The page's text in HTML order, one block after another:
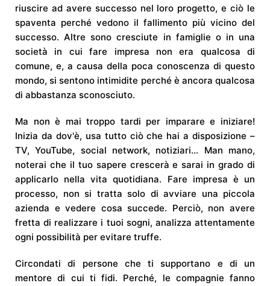
riuscire ad avere successo nel loro progetto, e ciò le
spaventa perché vedono il fallimento più vicino del
successo. Altre sono cresciute in famiglie o in una
società in cui fare impresa non era qualcosa di
comune, e, a causa della poca conoscenza di questo
mondo, si sentono intimidite perché è ancora qualcosa
di abbastanza sconosciuto.
Ma non è mai troppo tardi per imparare e iniziare!
Inizia da dov'è, usa tutto ciò che hai a disposizione –
TV, YouTube, social network, notiziari… Man mano,
noterai che il tuo sapere crescerà e sarai in grado di
applicarlo nella vita quotidiana. Fare impresa è un
processo, non si tratta solo di avviare una piccola
azienda e vedere cosa succede. Perciò, non avere
fretta di realizzare i tuoi sogni, analizza attentamente
ogni possibilità per evitare truffe.
Circondati di persone che ti supportano e di un
mentore di cui ti fidi. Perché, le compagnie fanno